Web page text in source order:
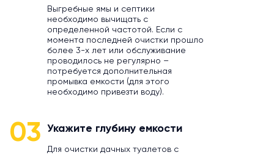
Выгребные ямы и септики
необходимо вычищать с
определенной частотой. Если с
момента последней очистки прошло
более 3-х лет или обслуживание
проводилось не регулярно –
потребуется дополнительная
промывка емкости (для этого
необходимо привезти воду).
03 Укажите глубину емкости
Для очистки дачных туалетов с